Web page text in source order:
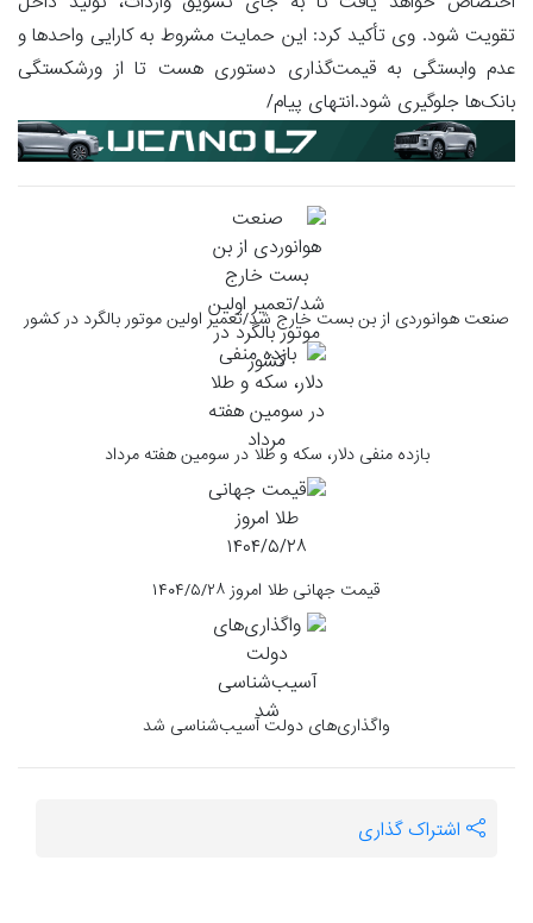
تقویت شود. وی تأکید کرد: این حمایت مشروط به کارایی واحدها و
عدم وابستگی به قیمت‌گذاری دستوری هست تا از ورشکستگی
بانک‌ها جلوگیری شود.انتهای پیام/
صنعت هوانوردی از بن بست خارج شد/تعمیر اولین موتور بالگرد در کشور
بازده منفی دلار، سکه و طلا در سومین هفته مرداد
قیمت جهانی طلا امروز ۱۴۰۴/۵/۲۸
واگذاری‌های دولت آسیب‌شناسی شد
اشتراک گذاری